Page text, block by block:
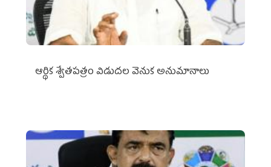
ఆర్థిక శ్వేతపత్రం విడుదల వెనుక అనుమానాలు